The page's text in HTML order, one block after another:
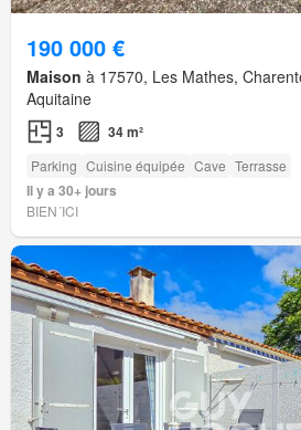
190 000 €
Maison à 17570, Les Mathes,
Aquitaine
3 34 m²
Parking Cuisine équipée Cave Terrasse
Il y a 30+ jours
BIEN´ICI